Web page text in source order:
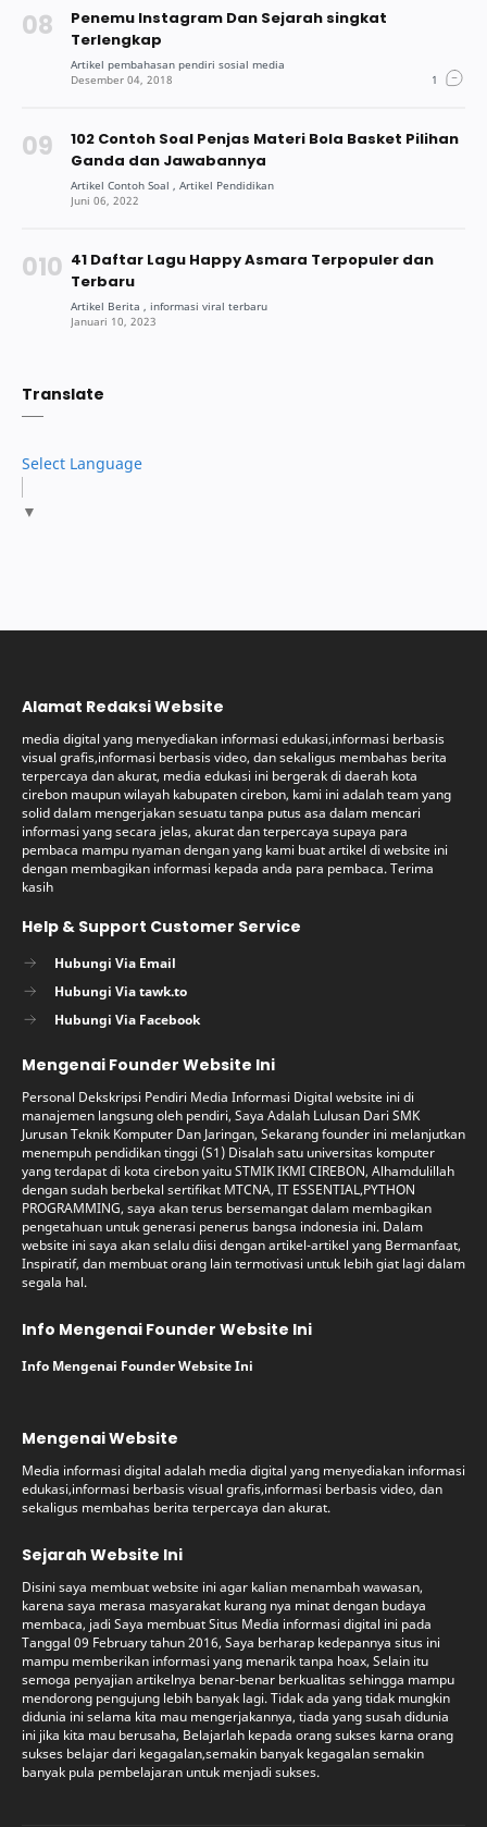
Penemu Instagram Dan Sejarah singkat
Terlengkap
102 Contoh Soal Penjas Materi Bola Basket Pilihan
Ganda dan Jawabannya
41 Daftar Lagu Happy Asmara Terpopuler dan
Terbaru
Translate
Select Language
▼
Mengenai Website
Media informasi digital adalah media digital yang menyediakan informasi
edukasi,informasi berbasis visual grafis,informasi berbasis video, dan
sekaligus membahas berita terpercaya dan akurat.
Sejarah Website Ini
Disini saya membuat website ini agar kalian menambah wawasan,
karena saya merasa masyarakat kurang nya minat dengan budaya
membaca, jadi Saya membuat Situs Media informasi digital ini pada
Tanggal 09 February tahun 2016, Saya berharap kedepannya situs ini
mampu memberikan informasi yang menarik tanpa hoax, Selain itu
semoga penyajian artikelnya benar-benar berkualitas sehingga mampu
mendorong pengujung lebih banyak lagi. Tidak ada yang tidak mungkin
didunia ini selama kita mau mengerjakannya, tiada yang susah didunia
ini jika kita mau berusaha, Belajarlah kepada orang sukses karna orang
sukses belajar dari kegagalan,semakin banyak kegagalan semakin
banyak pula pembelajaran untuk menjadi sukses.
Alamat Redaksi Website
media digital yang menyediakan informasi edukasi,informasi berbasis
visual grafis,informasi berbasis video, dan sekaligus membahas berita
terpercaya dan akurat, media edukasi ini bergerak di daerah kota
cirebon maupun wilayah kabupaten cirebon, kami ini adalah team yang
solid dalam mengerjakan sesuatu tanpa putus asa dalam mencari
informasi yang secara jelas, akurat dan terpercaya supaya para
pembaca mampu nyaman dengan yang kami buat artikel di website ini
dengan membagikan informasi kepada anda para pembaca. Terima
kasih
Help & Support Customer Service
Hubungi Via Email
Hubungi Via tawk.to
Hubungi Via Facebook
Mengenai Founder Website Ini
Personal Dekskripsi Pendiri Media Informasi Digital website ini di
manajemen langsung oleh pendiri, Saya Adalah Lulusan Dari SMK
Jurusan Teknik Komputer Dan Jaringan, Sekarang founder ini melanjutkan
menempuh pendidikan tinggi (S1) Disalah satu universitas komputer
yang terdapat di kota cirebon yaitu STMIK IKMI CIREBON, Alhamdulillah
dengan sudah berbekal sertifikat MTCNA, IT ESSENTIAL,PYTHON
PROGRAMMING, saya akan terus bersemangat dalam membagikan
pengetahuan untuk generasi penerus bangsa indonesia ini. Dalam
website ini saya akan selalu diisi dengan artikel-artikel yang Bermanfaat,
Inspiratif, dan membuat orang lain termotivasi untuk lebih giat lagi dalam
segala hal.
Info Mengenai Founder Website Ini
Info Mengenai Founder Website Ini